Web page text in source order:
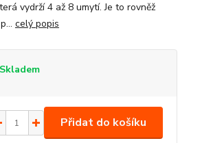
vydrží 4 až 8 umytí. Je to rovněž
celý popis
Skladem
Přidat do košíku